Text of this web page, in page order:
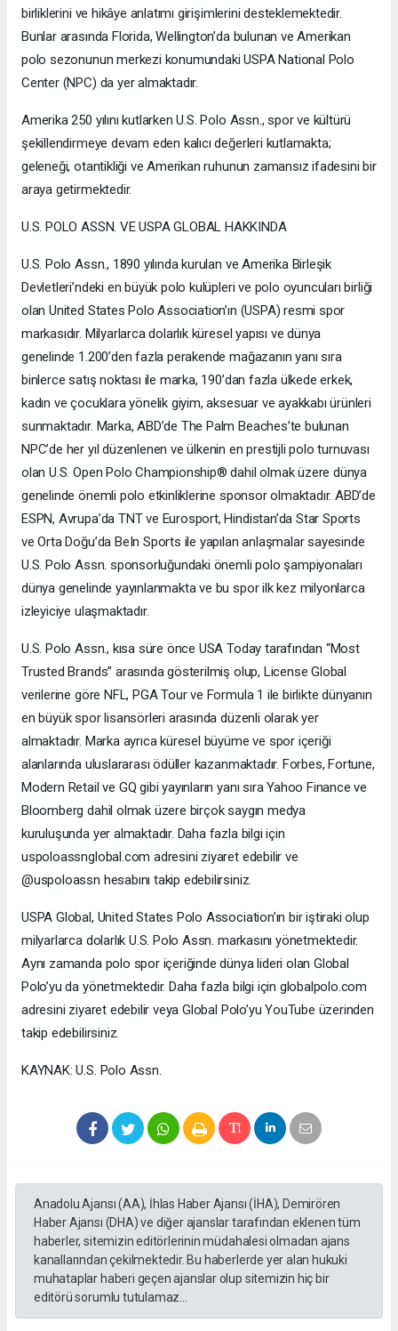
birliklerini ve hikâye anlatımı girişimlerini desteklemektedir.
Bunlar arasında Florida, Wellington’da bulunan ve Amerikan
polo sezonunun merkezi konumundaki USPA National Polo
Center (NPC) da yer almaktadır.
Amerika 250 yılını kutlarken U.S. Polo Assn., spor ve kültürü
şekillendirmeye devam eden kalıcı değerleri kutlamakta;
geleneği, otantikliği ve Amerikan ruhunun zamansız ifadesini bir
araya getirmektedir.
U.S. POLO ASSN. VE USPA GLOBAL HAKKINDA
U.S. Polo Assn., 1890 yılında kurulan ve Amerika Birleşik
Devletleri’ndeki en büyük polo kulüpleri ve polo oyuncuları birliği
olan United States Polo Association’ın (USPA) resmi spor
markasıdır. Milyarlarca dolarlık küresel yapısı ve dünya
genelinde 1.200’den fazla perakende mağazanın yanı sıra
binlerce satış noktası ile marka, 190’dan fazla ülkede erkek,
kadın ve çocuklara yönelik giyim, aksesuar ve ayakkabı ürünleri
sunmaktadır. Marka, ABD’de The Palm Beaches’te bulunan
NPC’de her yıl düzenlenen ve ülkenin en prestijli polo turnuvası
olan U.S. Open Polo Championship® dahil olmak üzere dünya
genelinde önemli polo etkinliklerine sponsor olmaktadır. ABD’de
ESPN, Avrupa’da TNT ve Eurosport, Hindistan’da Star Sports
ve Orta Doğu’da BeIn Sports ile yapılan anlaşmalar sayesinde
U.S. Polo Assn. sponsorluğundaki önemli polo şampiyonaları
dünya genelinde yayınlanmakta ve bu spor ilk kez milyonlarca
izleyiciye ulaşmaktadır.
U.S. Polo Assn., kısa süre önce USA Today tarafından “Most
Trusted Brands” arasında gösterilmiş olup, License Global
verilerine göre NFL, PGA Tour ve Formula 1 ile birlikte dünyanın
en büyük spor lisansörleri arasında düzenli olarak yer
almaktadır. Marka ayrıca küresel büyüme ve spor içeriği
alanlarında uluslararası ödüller kazanmaktadır. Forbes, Fortune,
Modern Retail ve GQ gibi yayınların yanı sıra Yahoo Finance ve
Bloomberg dahil olmak üzere birçok saygın medya
kuruluşunda yer almaktadır. Daha fazla bilgi için
uspoloassnglobal.com adresini ziyaret edebilir ve
@uspoloassn hesabını takip edebilirsiniz.
USPA Global, United States Polo Association’ın bir iştiraki olup
milyarlarca dolarlık U.S. Polo Assn. markasını yönetmektedir.
Aynı zamanda polo spor içeriğinde dünya lideri olan Global
Polo’yu da yönetmektedir. Daha fazla bilgi için globalpolo.com
adresini ziyaret edebilir veya Global Polo’yu YouTube üzerinden
takip edebilirsiniz.
KAYNAK: U.S. Polo Assn.
Anadolu Ajansı (AA), İhlas Haber Ajansı (İHA), Demirören
Haber Ajansı (DHA) ve diğer ajanslar tarafından eklenen tüm
haberler, sitemizin editörlerinin müdahalesi olmadan ajans
kanallarından çekilmektedir. Bu haberlerde yer alan hukuki
muhataplar haberi geçen ajanslar olup sitemizin hiç bir
editörü sorumlu tutulamaz...